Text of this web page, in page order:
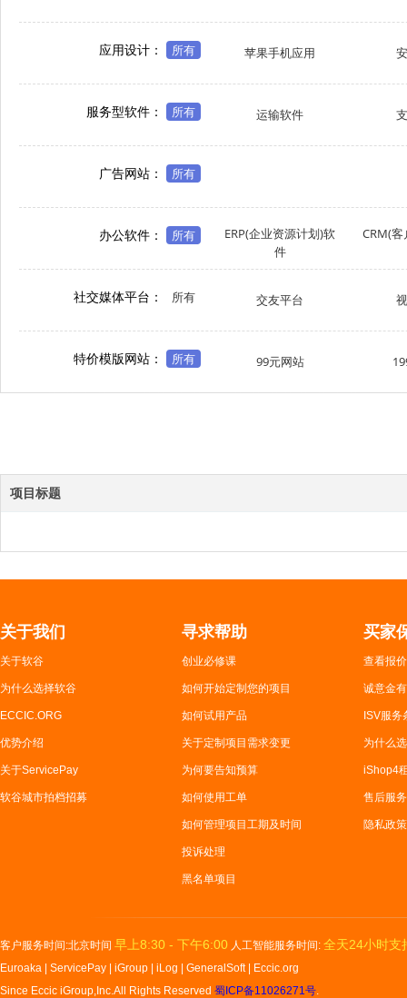
应用设计： 所有 苹果手机应用
服务型软件： 所有 运输软件
广告网站： 所有
办公软件： 所有
ERP(企业资源计划)软
件
CRM(
社交媒体平台： 所有 交友平台
特价模版网站： 所有 99元网站
项目标题
关于我们
关于软谷
为什么选择软谷
ECCIC.ORG
优势介绍
关于ServicePay
软谷城市拍档招募
寻求帮助
创业必修课
如何开始定制您的项目
如何试用产品
关于定制项目需求变更
为何要告知预算
如何使用工单
如何管理项目工期及时间
投诉处理
黑名单项目
买家
查看报
诚意金
ISV服务
为什么
iShop4
售后服务
隐私政策
客户服务时间:北京时间 早上8:30 - 下午6:00 人工智能服务时间: 全天24小时支
Euroaka ServicePay iGroup iLog GeneralSoft|
Eccic.org
Since Eccic iGroup,Inc.All Rights Reserved 蜀ICP备11026271号.